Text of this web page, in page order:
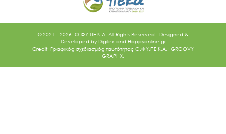
© 2021 - 2026. O.ΦΥ.ΠΕ.Κ.Α. All Rights Reserved - Designed &
Developed by Digilex and Happyonline.gr
Credit: Γραφικός σχεδιασμός ταυτότητας Ο.ΦΥ.ΠΕ.Κ.Α.: GROOVY
GRAPHX.